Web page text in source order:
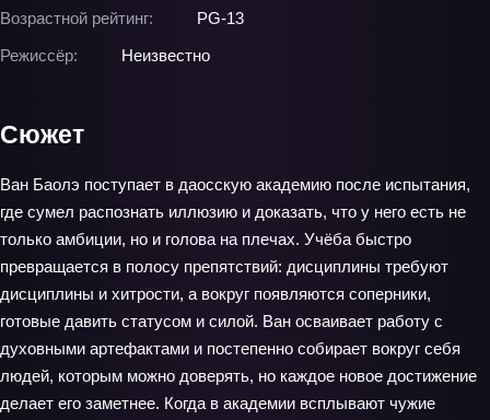
Возрастной рейтинг:
PG-13
Режиссёр:
Неизвестно
Сюжет
Ван Баолэ поступает в даосскую академию после испытания,
где сумел распознать иллюзию и доказать, что у него есть не
только амбиции, но и голова на плечах. Учёба быстро
превращается в полосу препятствий: дисциплины требуют
дисциплины и хитрости, а вокруг появляются соперники,
готовые давить статусом и силой. Ван осваивает работу с
духовными артефактами и постепенно собирает вокруг себя
людей, которым можно доверять, но каждое новое достижение
делает его заметнее. Когда в академии всплывают чужие